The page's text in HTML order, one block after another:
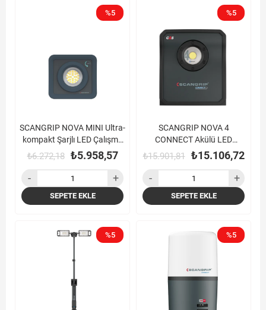
SCANGRIP NOVA MINI Ultra-
kompakt Şarjlı LED Çalışma
Lambası (1000 Lümen)
₺5.958,57
₺6.272,18
%5
SEPETE EKLE
SCANGRIP NOVA 4
CONNECT Akülü LED
Çalışma Lambası (4000
₺15.106,72
₺15.901,81
%5
SEPETE EKLE
%5 %5